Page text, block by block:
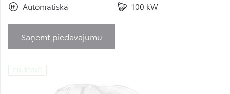
Automātiskā
100 kW
Saņemt piedāvājumu
noliktavā